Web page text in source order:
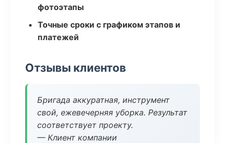
фотоэтапы
Точные сроки с графиком этапов и
платежей
Отзывы клиентов
Бригада аккуратная, инструмент
свой, ежевечерняя уборка. Результат
соответствует проекту.
— Клиент компании